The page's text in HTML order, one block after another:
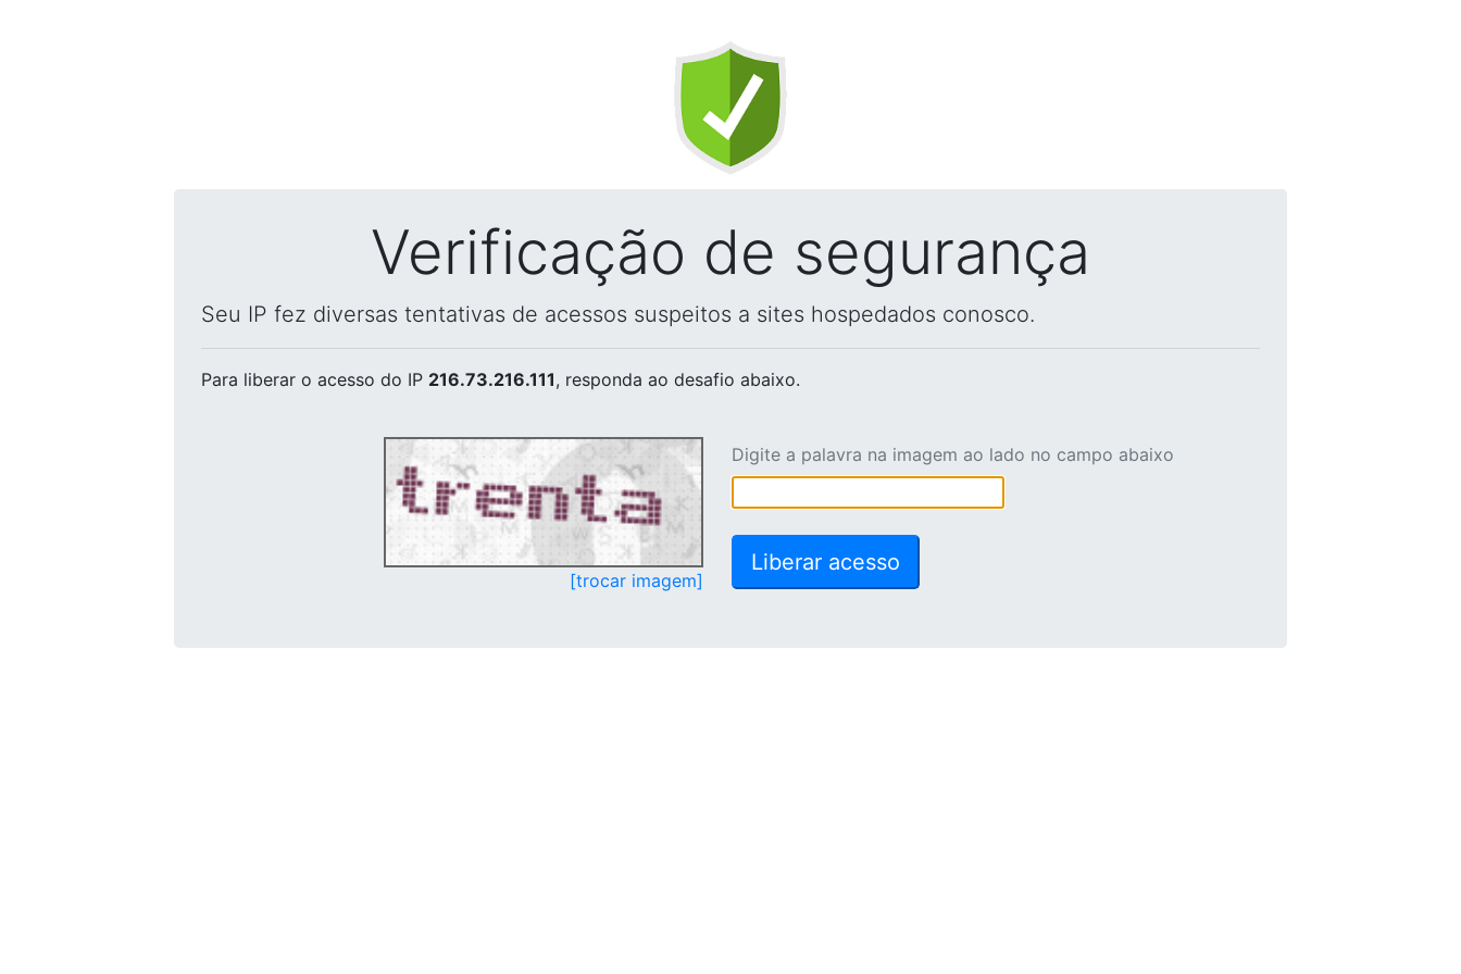
Verificação de segurança
Seu IP fez diversas tentativas de acessos suspeitos a sites hospedados conosco.
Para liberar o acesso do IP 216.73.216.111, responda ao desafio abaixo.
[trocar imagem]
Digite a palavra na imagem ao lado no campo abaixo